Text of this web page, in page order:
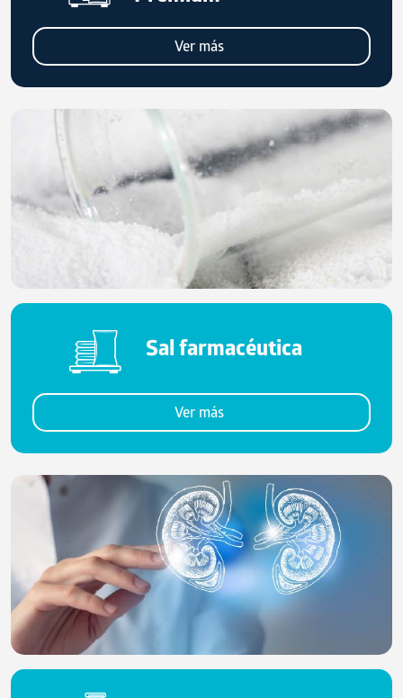
Ver más
Sal farmacéutica
Ver más